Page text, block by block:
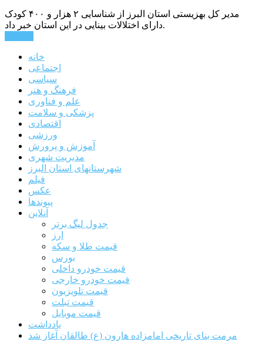
مدیر کل بهزیستی استان البرز از شناسایی ۲ هزار و ۴۰۰ کودک
دارای اختلالات بینایی در این استان خبر داد.
خانه
اجتماعی
سیاسی
فرهنگ و هنر
علم و فناوری
پزشکی و سلامت
اقتصادی
ورزشی
آموزش و پرورش
مدیریت شهری
شهرستانهای استان البرز
فیلم
عکس
پیوندها
آنلاین
جدول لیگ برتر
ارز
قیمت طلا و سکه
بورس
قیمت خودرو داخلی
قیمت خودرو خارجی
قیمت تلویزیون
قیمت تبلت
قیمت موبایل
یادداشت
مرمت بنای تاریخی امامزاده هارون (ع) طالقان آغاز شد